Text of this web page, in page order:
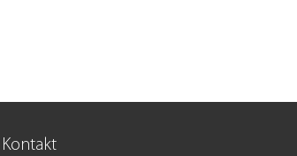
Kontakt